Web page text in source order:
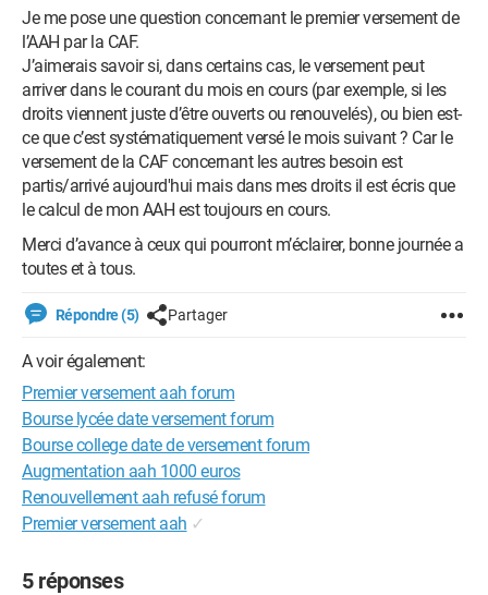
Je me pose une question concernant le premier versement de
l’AAH par la CAF.
J’aimerais savoir si, dans certains cas, le versement peut
arriver dans le courant du mois en cours (par exemple, si les
droits viennent juste d’être ouverts ou renouvelés), ou bien est-
ce que c’est systématiquement versé le mois suivant ? Car le
versement de la CAF concernant les autres besoin est
partis/arrivé aujourd'hui mais dans mes droits il est écris que
le calcul de mon AAH est toujours en cours.
Merci d’avance à ceux qui pourront m’éclairer, bonne journée a
toutes et à tous.
Répondre (5) Partager
A voir également:
Premier versement aah forum
Bourse lycée date versement forum
Bourse college date de versement forum
Augmentation aah 1000 euros
Renouvellement aah refusé forum
Premier versement aah ✓
5 réponses